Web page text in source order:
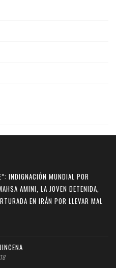
INDIGNACIÓN MUNDIAL POR
AMINI, LA JOVEN DETENIDA,
EN IRÁN POR LLEVAR MAL